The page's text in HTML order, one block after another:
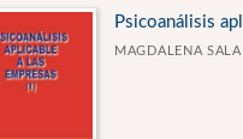
Psicoanálisis
MAGDALENA